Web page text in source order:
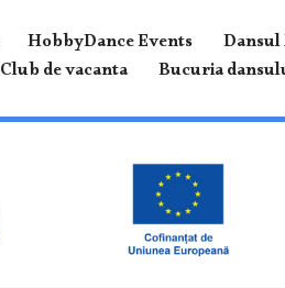
HobbyDance Events
Club de vacanta Bucuria